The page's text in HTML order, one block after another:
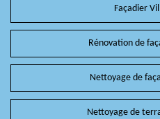
Façadier
Rénovation de
Nettoyage de
Nettoyage de